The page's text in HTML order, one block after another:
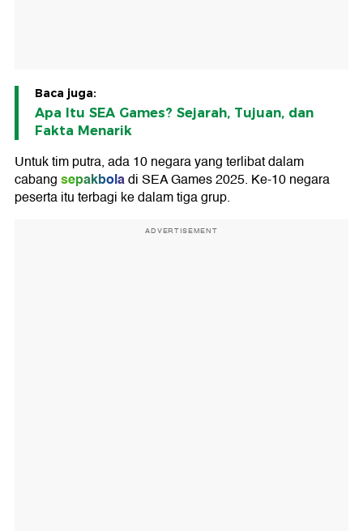
Baca juga:
Apa Itu SEA Games? Sejarah, Tujuan, dan
Fakta Menarik
Untuk tim putra, ada 10 negara yang terlibat dalam
cabangsepakboladi SEA Games 2025. Ke-10 negara
peserta itu terbagi ke dalam tiga grup.
ADVERTISEMENT